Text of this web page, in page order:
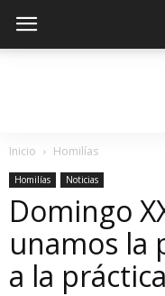
Inicio Homilías
Homilías Noticias
Domingo
unamos la
a la